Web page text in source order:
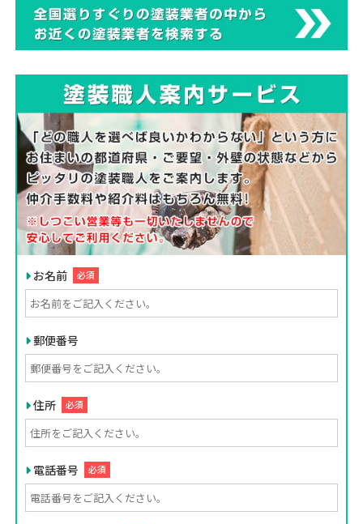
お名前 必須
郵便番号
住所 必須
電話番号 必須